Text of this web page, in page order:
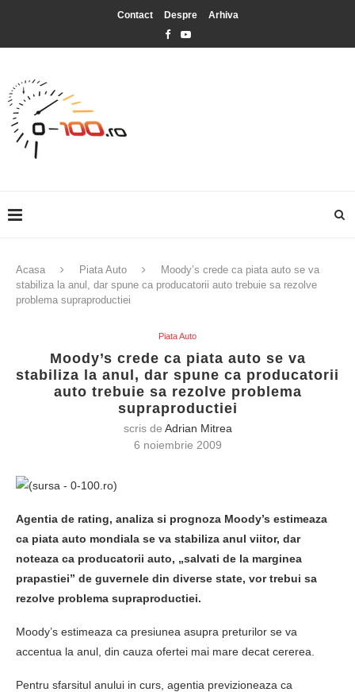
Contact Despre Arhiva
Acasa Piata Auto
Moody’s crede ca piata auto se va
stabiliza la anul, dar spune ca producatorii auto trebuie sa rezolve
problema supraproductiei
Piata Auto
Moody’s crede ca piata auto se va
stabiliza la anul, dar spune ca producatorii
auto trebuie sa rezolve problema
supraproductiei
scris de Adrian Mitrea
6 noiembrie 2009
Agentia de rating, analiza si prognoza Moody’s estimeaza
ca piata auto mondiala se va stabiliza anul viitor, dar
noteaza ca producatorii auto, „salvati de la marginea
prapastiei” de guvernele din diverse state, vor trebui sa
rezolve problema supraproductiei.
Moody’s estimeaza ca presiunea asupra preturilor se va
accentua la anul, din cauza ofertei mai mare decat cererea.
Pentru sfarsitul anului in curs, agentia previzioneaza ca